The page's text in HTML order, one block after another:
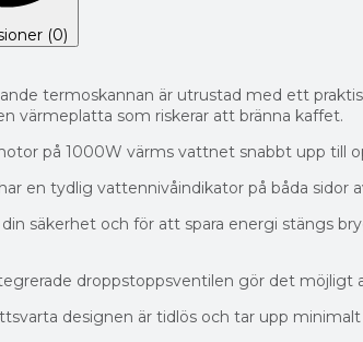
(0)
termoskannan är utrustad med ett
värmeplatta som riskerar att bränna kaffet.
på 1000W värms vattnet snabbt upp till
en tydlig vattennivåindikator på båda sidor
din säkerhet och för att spara energi stängs
droppstoppsventilen gör det möjligt
designen är tidlös och tar upp